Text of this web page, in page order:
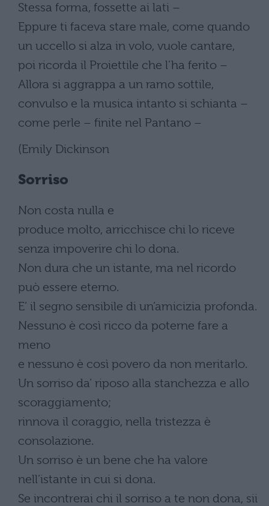
Stessa forma, fossette ai lati –
Eppure ti faceva stare male, come quando
un uccello si alza in volo, vuole cantare,
poi ricorda il Proiettile che l’ha ferito –
Allora si aggrappa a un ramo sottile,
convulso e la musica intanto si schianta –
come perle – finite nel Pantano –
(Emily Dickinson
Sorriso
Non costa nulla e
produce molto, arricchisce chi lo riceve
senza impoverire chi lo dona.
Non dura che un istante, ma nel ricordo
può essere eterno.
E’ il segno sensibile di un’amicizia profonda.
Nessuno è così ricco da poterne fare a
meno
e nessuno è così povero da non meritarlo.
Un sorriso da’ riposo alla stanchezza e allo
scoraggiamento;
rinnova il coraggio, nella tristezza è
consolazione.
Un sorriso è un bene che ha valore
nell’istante in cui si dona.
Se incontrerai chi il sorriso a te non dona, sii